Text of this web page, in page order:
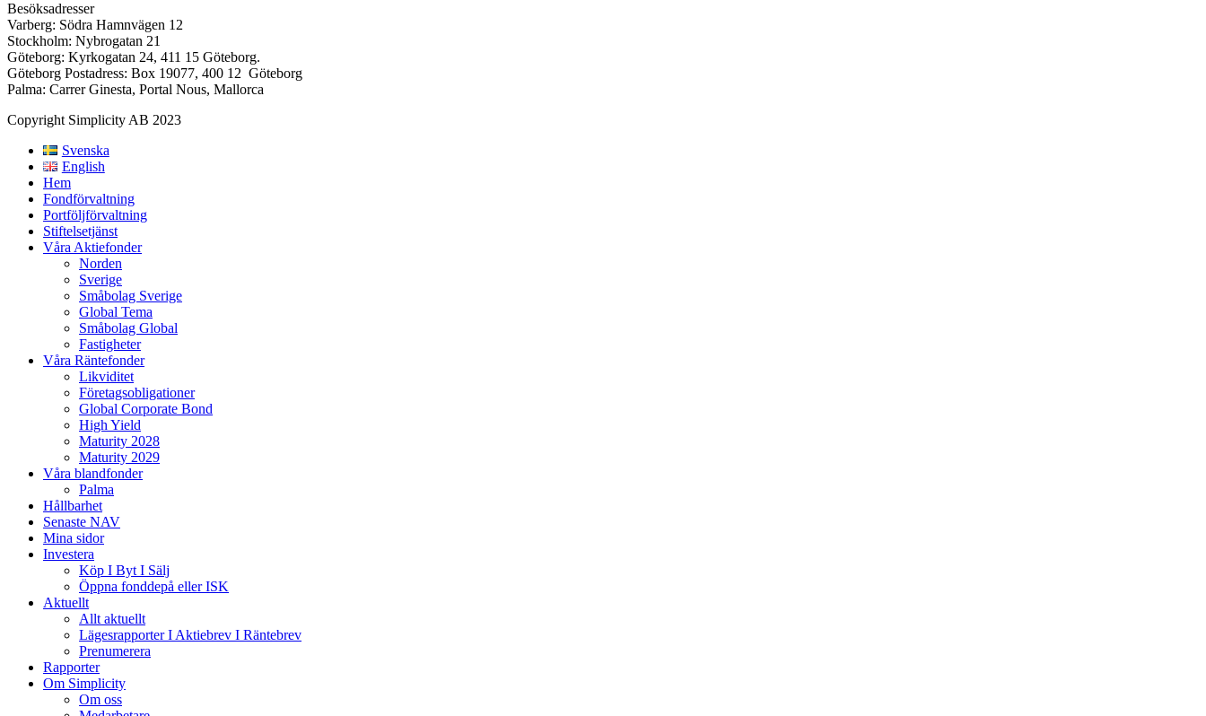
Besöksadresser
Varberg: Södra Hamnvägen 12
Stockholm: Nybrogatan 21
Göteborg: Kyrkogatan 24, 411 15 Göteborg.
Göteborg Postadress: Box 19077, 400 12 Göteborg
Palma: Carrer Ginesta, Portal Nous, Mallorca
Copyright Simplicity AB 2023
Svenska
English
Hem
Fondförvaltning
Portföljförvaltning
Stiftelsetjänst
Våra Aktiefonder
Norden
Sverige
Småbolag Sverige
Global Tema
Småbolag Global
Fastigheter
Våra Räntefonder
Likviditet
Företagsobligationer
Global Corporate Bond
High Yield
Maturity 2028
Maturity 2029
Våra blandfonder
Palma
Hållbarhet
Senaste NAV
Mina sidor
Investera
Köp I Byt I Sälj
Öppna fonddepå eller ISK
Aktuellt
Allt aktuellt
Lägesrapporter I Aktiebrev I Räntebrev
Prenumerera
Rapporter
Om Simplicity
Om oss